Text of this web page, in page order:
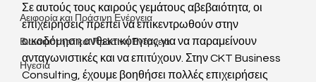
Αειφορία και Πράσινη Ενέργεια
Βιωσιμότητα και Πράσινη Ενέργεια
Ηγεσία
Σε αυτούς τους καιρούς γεμάτους αβεβαιότητα, οι
επιχειρήσεις πρέπει να επικεντρωθούν στην
οικοδόμηση ανθεκτικότητας για να παραμείνουν
ανταγωνιστικές και να επιτύχουν. Στην CKT Business
Consulting, έχουμε βοηθήσει πολλές επιχειρήσεις